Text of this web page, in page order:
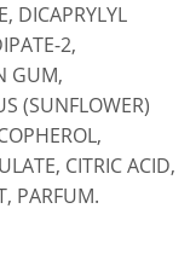
DICAPRYLYL
2,
GUM,
(SUNFLOWER)
CITRIC ACID,
PARFUM.